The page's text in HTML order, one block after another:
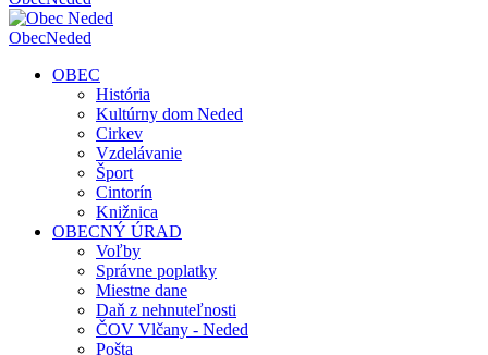
ObecNeded
OBEC
História
Kultúrny dom Neded
Cirkev
Vzdelávanie
Šport
Cintorín
Knižnica
OBECNÝ ÚRAD
Voľby
Správne poplatky
Miestne dane
Daň z nehnuteľnosti
ČOV Vlčany - Neded
Pošta